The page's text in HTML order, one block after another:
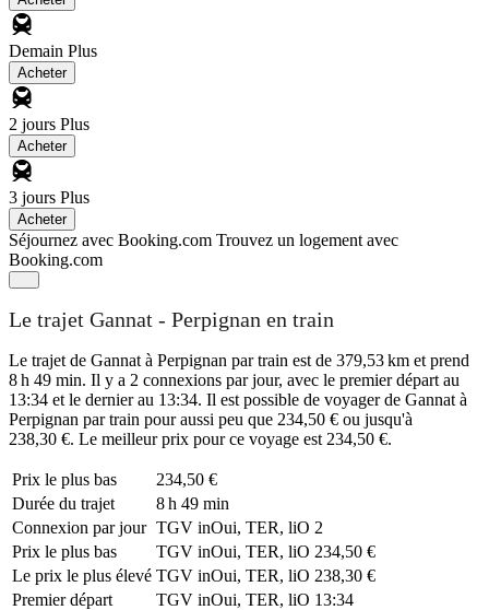
Demain Plus
Acheter
2 jours Plus
Acheter
3 jours Plus
Acheter
Séjournez avec Booking.com Trouvez un logement avec
Booking.com
Le trajet Gannat - Perpignan en train
Le trajet de Gannat à Perpignan par train est de 379,53 km et prend
8 h 49 min. Il y a 2 connexions par jour, avec le premier départ au
13:34 et le dernier au 13:34. Il est possible de voyager de Gannat à
Perpignan par train pour aussi peu que 234,50 € ou jusqu'à
238,30 €. Le meilleur prix pour ce voyage est 234,50 €.
Prix ​​le plus bas
234,50 €
Durée du trajet
8 h 49 min
Connexion par jour TGV inOui, TER, liO 2
Prix ​​le plus bas
TGV inOui, TER, liO 234,50 €
Le prix le plus élevé TGV inOui, TER, liO 238,30 €
Premier départ
TGV inOui, TER, liO 13:34